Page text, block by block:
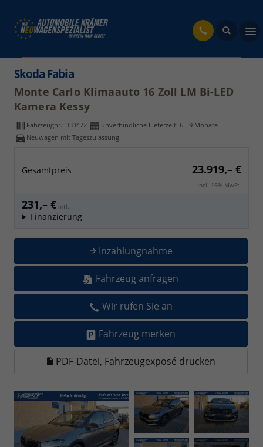
Skoda Fabia
Monte Carlo Klimaauto 16 Zoll LM Bi-LED
Kamera Kessy
Fahrzeugnr.: 333472
unverbindliche Lieferzeit: 6 - 9 Monate
Neuwagen mit Tageszulassung
Gesamtpreis 23.919,– €
incl. 19% MwSt.
231,– € mtl.
Finanzierung
Inzahlungnahme
Fahrzeug anfragen
Wir rufen Sie an
Fahrzeug merken
PDF-Datei, Fahrzeugexposé drucken